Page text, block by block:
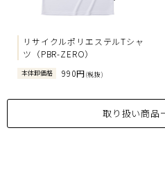
リサイクルポリエステルTシャ
ツ（PBR-ZERO）
本体卸価格 990円(税抜)
取り扱い商品